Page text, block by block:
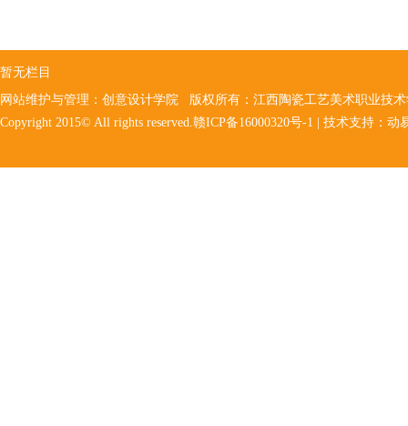
暂无栏目
网站维护与管理：创意设计学院 版权所有：江西陶瓷工艺美术职业技
Copyright 2015© All rights reserved.赣ICP备16000320号-1 | 技术支持：动